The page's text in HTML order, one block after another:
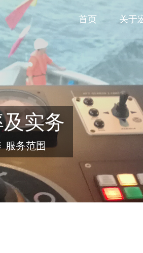
首页 关于
实务
服务范围